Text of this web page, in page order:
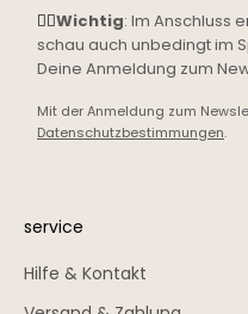
☝🏼Wichtig: Im Anschluss
schau auch unbedingt im
Deine Anmeldung zum
Mit der Anmeldung zum
Datenschutzbestimmungen.
service
Hilfe & Kontakt